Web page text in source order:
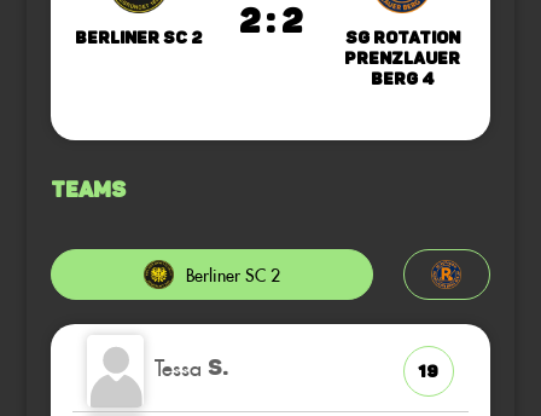
Berliner SC 2 2 : 2
SG Rotation
Prenzlauer
Berg 4
Teams
Berliner SC 2
Tessa S. 19